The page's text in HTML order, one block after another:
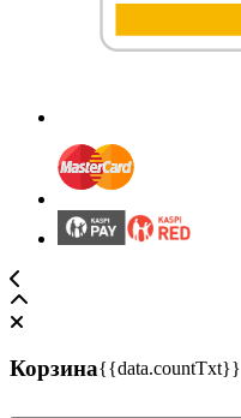
Корзина{{data.countTxt}}